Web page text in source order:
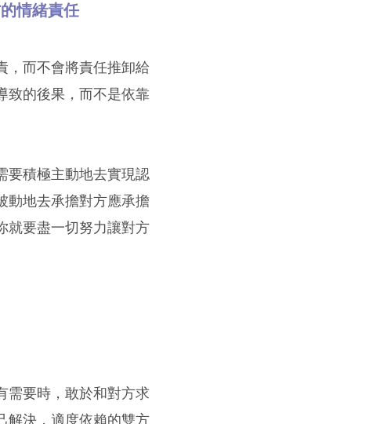
情緒責任
，而不會將責任推卸給
致的後果，而不是依靠
要積極主動地去實現認
動地去承擔對方應承擔
就要盡一切努力讓對方
需要時，敢於和對方求
解決，適度依賴的雙方